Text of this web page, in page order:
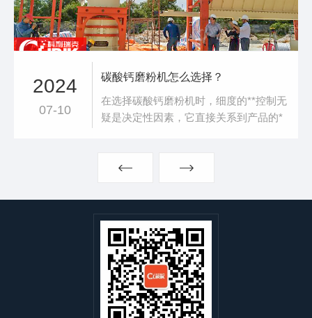
2024
07-10
碳酸钙磨粉机怎么选择？
在选择碳酸钙磨粉机时，细度的**控制无
疑是决定性因素，它直接关系到产品的*
于各行各业，其加工过程依据粒度需求可
备，到80-400目的精细研磨，进而提升至
400-1250目的超细粉体生产，乃至